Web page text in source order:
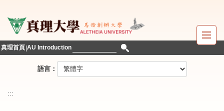
到
主
內
真理首頁 AU Introduction
語言：
:::